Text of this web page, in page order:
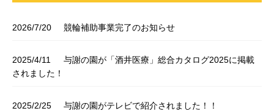
2026/7/20 競輪補助事業完了のお知らせ
2025/4/11
与謝の園が「酒井医療」総合カタログ2025に掲載
されました！
2025/2/25 与謝の園がテレビで紹介されました！！